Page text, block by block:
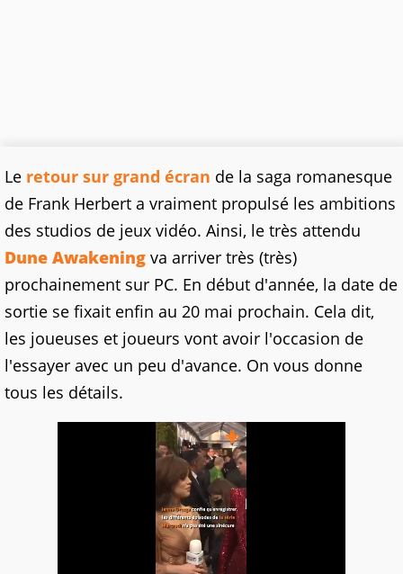
Le retour sur grand écran de la saga romanesque
de Frank Herbert a vraiment propulsé les ambitions
des studios de jeux vidéo. Ainsi, le très attendu
Dune Awakening va arriver très (très)
prochainement sur PC. En début d'année, la date de
sortie se fixait enfin au 20 mai prochain. Cela dit,
les joueuses et joueurs vont avoir l'occasion de
l'essayer avec un peu d'avance. On vous donne
tous les détails.